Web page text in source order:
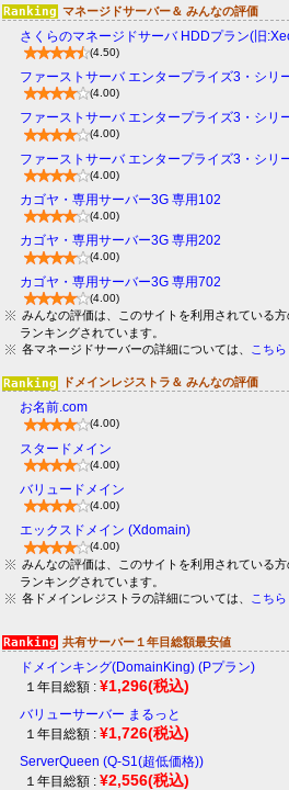
マネージドサーバー＆ みんなの評価
さくらのマネージドサーバ HDDプラン(旧
(4.50)
ファーストサーバ エンタープライズ3・シリ
(4.00)
ファーストサーバ エンタープライズ3・シリ
(4.00)
ファーストサーバ エンタープライズ3・シリ
(4.00)
カゴヤ・専用サーバー3G 専用102
(4.00)
カゴヤ・専用サーバー3G 専用202
(4.00)
カゴヤ・専用サーバー3G 専用702
(4.00)
みんなの評価は、このサイトを利用されている
ランキングされています。
各マネージドサーバーの詳細については、
こちら
ドメインレジストラ＆ みんなの評価
お名前.com
(4.00)
スタードメイン
(4.00)
バリュードメイン
(4.00)
エックスドメイン (Xdomain)
(4.00)
みんなの評価は、このサイトを利用されている
ランキングされています。
各ドメインレジストラの詳細については、
こちら
共有サーバー１年目総額最安値
ドメインキング(DomainKing) (Pプラン)
１年目総額 : ¥1,296(税込)
バリューサーバー まるっと
１年目総額 : ¥1,726(税込)
ServerQueen (Q-S1(超低価格))
１年目総額 : ¥2,556(税込)